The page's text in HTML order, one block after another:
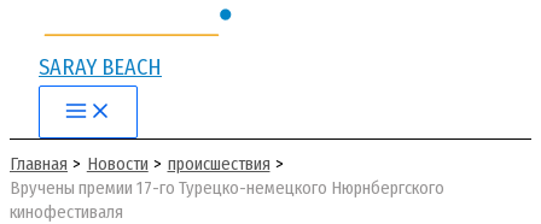
SARAY BEACH
Main
Menu
Главная Новости
происшествия
Вручены премии 17-го Турецко-немецкого Нюрнбергского
кинофестиваля